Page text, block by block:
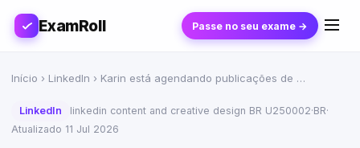
ExamRoll Passe no seu exame →
Início › LinkedIn › Karin está agendando publicações de …
LinkedIn linkedin content and creative design BR U250002·BR·
Atualizado 11 Jul 2026